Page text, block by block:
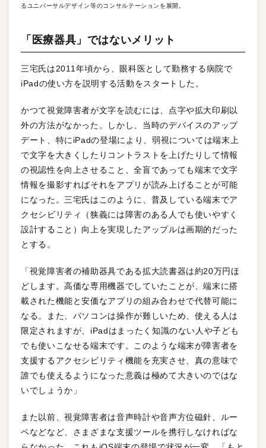
るユニバーサルデザイン等のコンサルテーションを展開。
「医療器具」ではないメリット
三宅氏は2011年頃から、眼科医として勤務する病院で
iPadの使い方を説明する活動をスタートした。
かつて視覚障害者が文字を読むには、点字や拡大印刷以
外の方法がなかった。しかし、当時のデバイスのアップ
デート、特にiPadの登場により、弱視については端末上
で文字を大きくしたりコントラストを上げたりして情報
の視認性を向上させること、全盲であっても端末で文字
情報を撮影すればそれをアプリが読み上げることが可能
になった。三宅氏はこのように、普及している端末でア
クセシビリティ（狭義には障害のある人でも使いやすく
設計すること）向上を実現したアップルは画期的だった
とする。
「視覚障害者の補助器具である拡大読書器は約20万円ほ
どします。高価な専用機器でしていたことが、端末に搭
載された機能と安価なアプリの組み合わせで代替可能に
なる。また、パソコンは操作が難しいため、使える人は
限定されますが、iPadはまったく知識のない人や子ども
でも使いこなせる端末です。このような端末が障害者を
支援するアクセシビリティ機能を充実させ、真の意味で
誰でも使えるようになった意義は極めて大きいのではな
いでしょうか」
また以前、視覚障害者は音声時計や音声方位磁針、ルー
ペなどなど、さまざまな支援ツールを携行しなければな